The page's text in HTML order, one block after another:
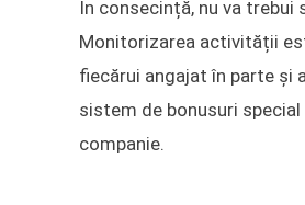
În consecință, nu va
Monitorizarea activității
fiecărui angajat în parte și
sistem de bonusuri
companie.